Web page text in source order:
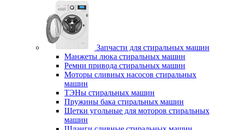
Запчасти для стиральных машин
Манжеты люка стиральных машин
Ремни привода стиральных машин
Моторы сливных насосов стиральных
машин
ТЭНы стиральных машин
Пружины бака стиральных машин
Щетки угольные для моторов стиральных
машин